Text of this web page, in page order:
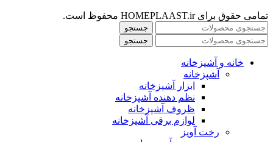
تمامی حقوق برای HOMEPLAAST.ir محفوظ است.
جستجو
جستجو
خانه و آشپزخانه
آشپزخانه
ابزار آشپزخانه
نظم دهنده آشپزخانه
ظروف آشپزخانه
لوازم برقی آشپزخانه
رخت آویز